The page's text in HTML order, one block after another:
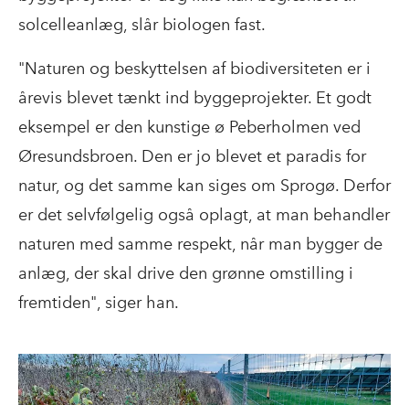
solcelleanlæg, slår biologen fast.
"Naturen og beskyttelsen af biodiversiteten er i
årevis blevet tænkt ind byggeprojekter. Et godt
eksempel er den kunstige ø Peberholmen ved
Øresundsbroen. Den er jo blevet et paradis for
natur, og det samme kan siges om Sprogø. Derfor
er det selvfølgelig også oplagt, at man behandler
naturen med samme respekt, når man bygger de
anlæg, der skal drive den grønne omstilling i
fremtiden", siger han.